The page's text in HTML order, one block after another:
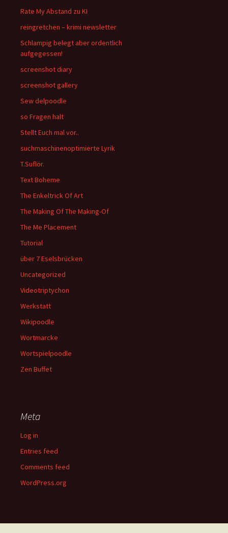
Rate My Abstand zu KI
reingretchen – krimi newsletter
Schlampig belegt aber ordentlich
aufgegessen!
screenshot diary
screenshot gallery
Sew delpoodle
so Fragen halt
Stellt Euch mal vor..
suchmaschinenoptimierte Lyrik
T.Suflör.
Text Boheme
The Enkeltrick Of Art
The Making Of The Making-Of
The Me Placement
Tutorial
über 7 Eselsbrücken
Uncategorized
Videotriptychon
Werkstatt
Wikipoodle
Wortmarcke
Wortspielpoodle
Zen Buffet
Meta
Log in
Entries feed
Comments feed
WordPress.org